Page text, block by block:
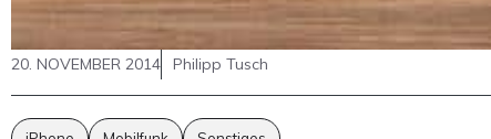
20. NOVEMBER 2014 Philipp Tusch